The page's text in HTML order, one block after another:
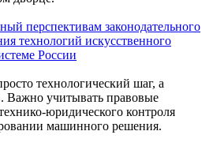
перспективам законодательного
технологий искусственного
России
технологический шаг, а
Важно учитывать правовые
юридического контроля
машинного решения.